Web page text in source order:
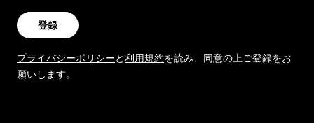
登録
プライバシーポリシーと利用規約を読み、同意の上ご登録をお
願いします。